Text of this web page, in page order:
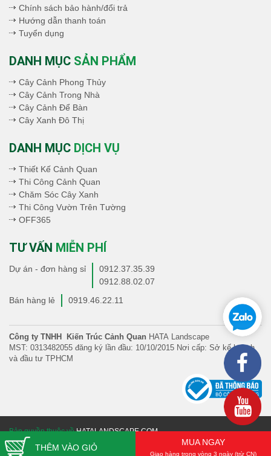
MUA NGAY
Giao hàng trong vòng 3 ngày (trừ CN)
THÊM VÀO GIỎ
Chính sách bảo hành/đổi trả
Hướng dẫn thanh toán
Tuyển dụng
DANH MỤC SẢN PHẨM
Cây Cảnh Phong Thủy
Cây Cảnh Trong Nhà
Cây Cảnh Để Bàn
Cây Xanh Đô Thị
DANH MỤC DỊCH VỤ
Thiết Kế Cảnh Quan
Thi Công Cảnh Quan
Chăm Sóc Cây Xanh
Thi Công Vườn Trên Tường
OFF365
TƯ VẤN MIỄN PHÍ
Dự án - đơn hàng sỉ
0912.37.35.39
0912.88.02.07
Bán hàng lẻ
0919.46.22.11
Công ty TNHH Kiến Trúc Cảnh Quan HATA Landscape
MST: 0313482055 đăng ký lần đầu: 10/10/2015 Nơi cấp: Sở kế hoạch
và đầu tư TPHCM
Bản quyền thuộc về HATALANDSCAPE.COM